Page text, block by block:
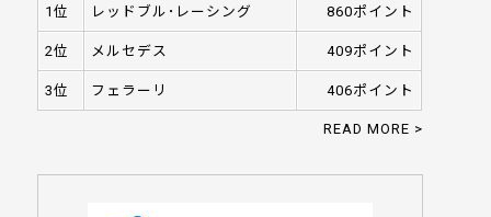
1位 レッドブル･レーシング 860ポイント
2位 メルセデス 409ポイント
3位 フェラーリ 406ポイント
READ MORE >